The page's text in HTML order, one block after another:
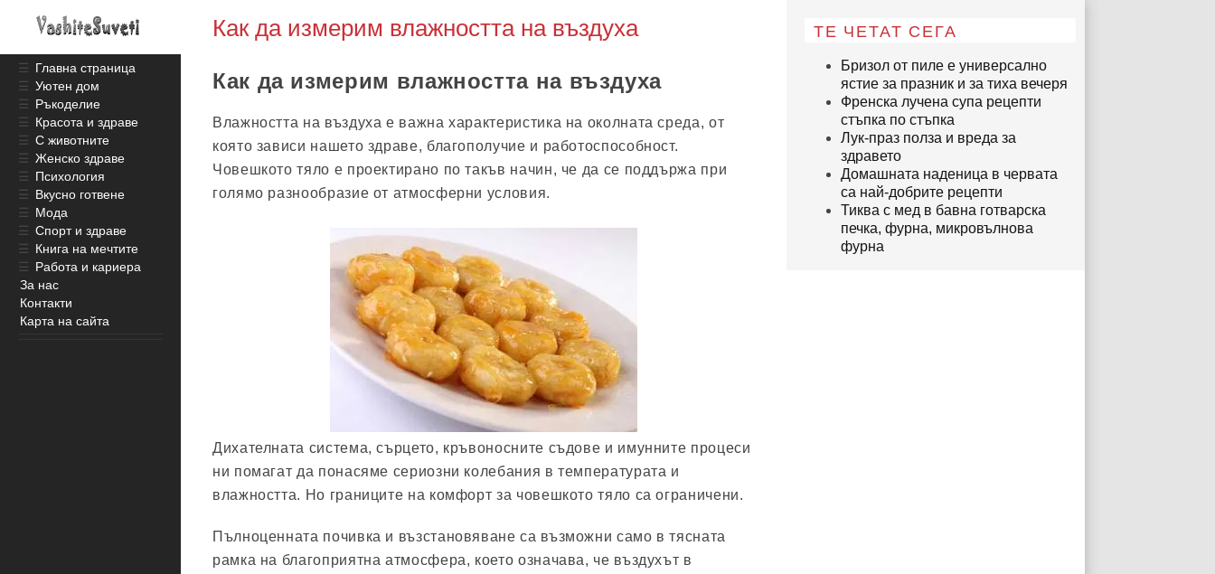
Как да измерим влажността на въздуха
Как да измерим влажността на въздуха
Влажността на въздуха е важна характеристика на околната среда, от
която зависи нашето здраве, благополучие и работоспособност.
Човешкото тяло е проектирано по такъв начин, че да се поддържа при
голямо разнообразие от атмосферни условия.
Дихателната система, сърцето, кръвоносните съдове и имунните процеси
ни помагат да понасяме сериозни колебания в температурата и
влажността. Но границите на комфорт за човешкото тяло са ограничени.
Пълноценната почивка и възстановяване са възможни само в тясната
рамка на благоприятна атмосфера, което означава, че въздухът в
ТЕ ЧЕТАТ СЕГА
Бризол от пиле е универсално
ястие за празник и за тиха вечеря
Френска лучена супа рецепти
стъпка по стъпка
Лук-праз полза и вреда за
здравето
Домашната наденица в червата
са най-добрите рецепти
Тиква с мед в бавна готварска
печка, фурна, микровълнова
фурна
☰ Главна страница
☰ Уютен дом
☰ Ръкоделие
☰ Красота и здраве
☰ С животните
☰ Женско здраве
☰ Психология
☰ Вкусно готвене
☰ Мода
☰ Спорт и здраве
☰ Книга на мечтите
☰ Работа и кариера
За нас
Контакти
Карта на сайта